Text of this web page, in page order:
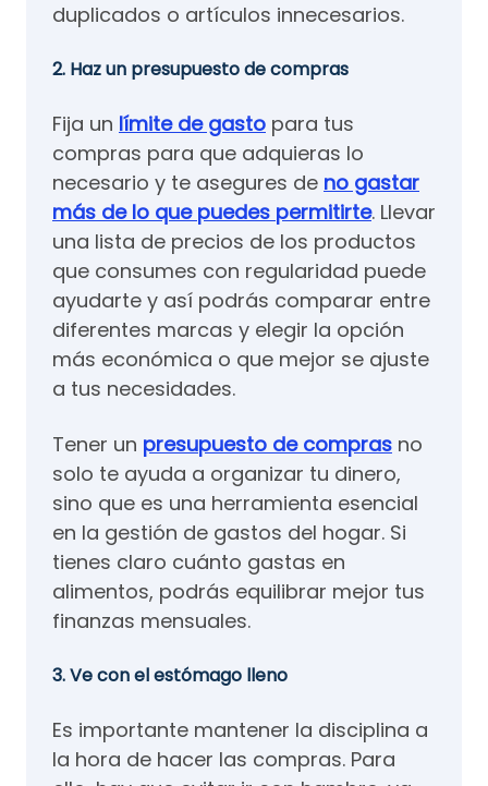
duplicados o artículos innecesarios.
2. Haz un presupuesto de compras
Fija un límite de gasto para tus
compras para que adquieras lo
necesario y te asegures de no gastar
más de lo que puedes permitirte. Llevar
una lista de precios de los productos
que consumes con regularidad puede
ayudarte y así podrás comparar entre
diferentes marcas y elegir la opción
más económica o que mejor se ajuste
a tus necesidades.
Tener un presupuesto de compras no
solo te ayuda a organizar tu dinero,
sino que es una herramienta esencial
en la gestión de gastos del hogar. Si
tienes claro cuánto gastas en
alimentos, podrás equilibrar mejor tus
finanzas mensuales.
3. Ve con el estómago lleno
Es importante mantener la disciplina a
la hora de hacer las compras. Para